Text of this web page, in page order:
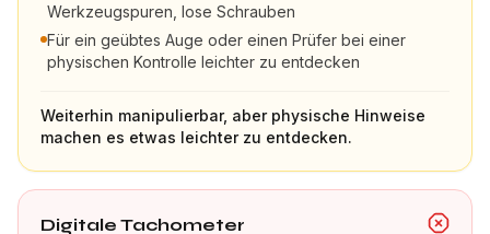
Werkzeugspuren, lose Schrauben
Für ein geübtes Auge oder einen Prüfer bei einer
physischen Kontrolle leichter zu entdecken
Weiterhin manipulierbar, aber physische Hinweise
machen es etwas leichter zu entdecken.
Digitale Tachometer